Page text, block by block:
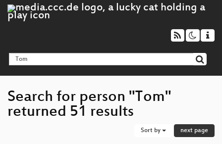
Search for person "Tom"
returned 51 results
Sort by next page